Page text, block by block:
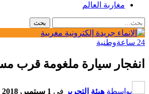
مغاربة العالم
24 ساعة وطنية
انفجار سيارة ملغومة قرب
بواسطة هيئة التحرير في 1 سبتمبر, 2018